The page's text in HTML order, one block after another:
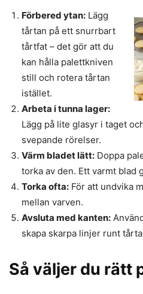
Förbered ytan: Lägg
tårtan på ett snurrbart
tårtfat – det gör att du
kan hålla palettkniven
still och rotera tårtan
istället.
Arbeta i tunna lager:
Lägg på lite glasyr i taget
svepande rörelser.
Värm bladet lätt: Doppa
torka av den. Ett varmt blad
Torka ofta: För att undvika
mellan varven.
Avsluta med kanten:
skapa skarpa linjer runt
Så väljer du rätt